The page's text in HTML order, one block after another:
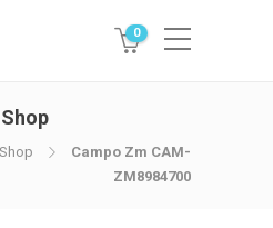
0
Shop
Shop
Campo Zm CAM-
ZM8984700